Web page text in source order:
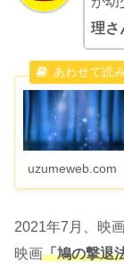
理さ
uzumeweb.com
2021年7月、映
映画「鳩の撃退